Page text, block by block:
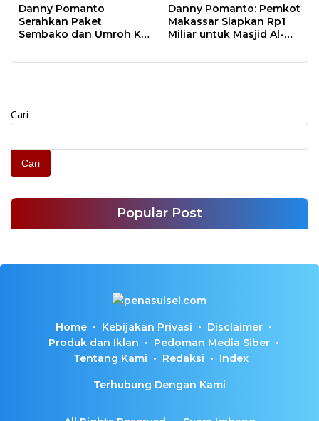
Natal Besok
Danny Pomanto
Serahkan Paket
Sembako dan Umroh Ke
Makassar Shalat Subuh
Danny Pomanto: Pemkot
Makassar Siapkan Rp1
Miliar untuk Masjid Al-
Cari
Cari
Popular Post
Home Kebijakan Privasi
Disclaimer
Produk dan Iklan
Pedoman Media Siber
Tentang Kami
Redaksi Index
Terhubung Dengan Kami